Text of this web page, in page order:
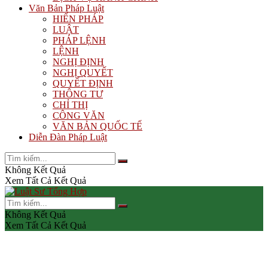
Văn Bản Pháp Luật
HIẾN PHÁP
LUẬT
PHÁP LỆNH
LỆNH
NGHỊ ĐỊNH
NGHỊ QUYẾT
QUYẾT ĐỊNH
THÔNG TƯ
CHỈ THỊ
CÔNG VĂN
VĂN BẢN QUỐC TẾ
Diễn Đàn Pháp Luật
Không Kết Quả
Xem Tất Cả Kết Quả
Không Kết Quả
Xem Tất Cả Kết Quả